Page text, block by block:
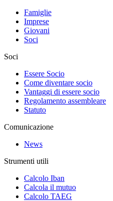
Famiglie
Imprese
Giovani
Soci
Soci
Essere Socio
Come diventare socio
Vantaggi di essere socio
Regolamento assembleare
Statuto
Comunicazione
News
Strumenti utili
Calcolo Iban
Calcola il mutuo
Calcolo TAEG